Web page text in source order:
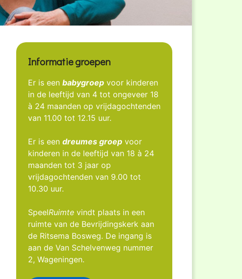
Informatie groepen
Er is een babygroep voor kinderen
in de leeftijd van 4 tot ongeveer 18
à 24 maanden op vrijdagochtenden
van 11.00 tot 12.15 uur.
Er is een dreumes groep voor
kinderen in de leeftijd van 18 à 24
maanden tot 3 jaar op
vrijdagochtenden van 9.00 tot
10.30 uur.
SpeelRuimte vindt plaats in een
ruimte van de Bevrijdingskerk aan
de Ritsema Bosweg. De ingang is
aan de Van Schelvenweg nummer
2, Wageningen.